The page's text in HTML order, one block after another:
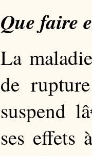
Que faire
La
de
suspend
ses